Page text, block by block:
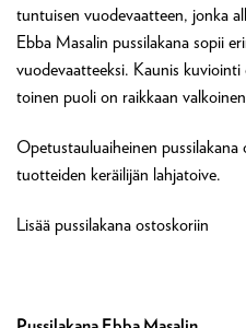
tuntuisen vuodevaatteen, jonka
Ebba Masalin pussilakana sopii
vuodevaatteeksi. Kaunis
toinen puoli on raikkaan
Opetustauluaiheinen
tuotteiden keräilijän lahjatoive.
Lisää pussilakana ostoskoriin